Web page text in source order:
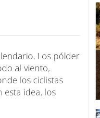
Los pólder
al viento,
los ciclistas
esta idea, los